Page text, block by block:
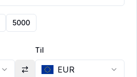
5000
Til
EUR